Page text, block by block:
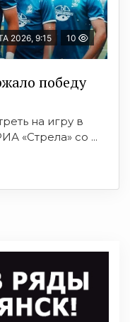
2026, 9:15 10
победу
на игру в
«Стрела» со ...